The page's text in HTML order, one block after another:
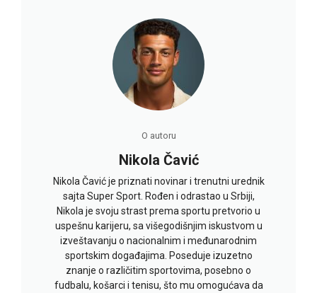
O autoru
Nikola Čavić
Nikola Čavić je priznati novinar i trenutni urednik
sajta Super Sport. Rođen i odrastao u Srbiji,
Nikola je svoju strast prema sportu pretvorio u
uspešnu karijeru, sa višegodišnjim iskustvom u
izveštavanju o nacionalnim i međunarodnim
sportskim događajima. Poseduje izuzetno
znanje o različitim sportovima, posebno o
fudbalu, košarci i tenisu, što mu omogućava da